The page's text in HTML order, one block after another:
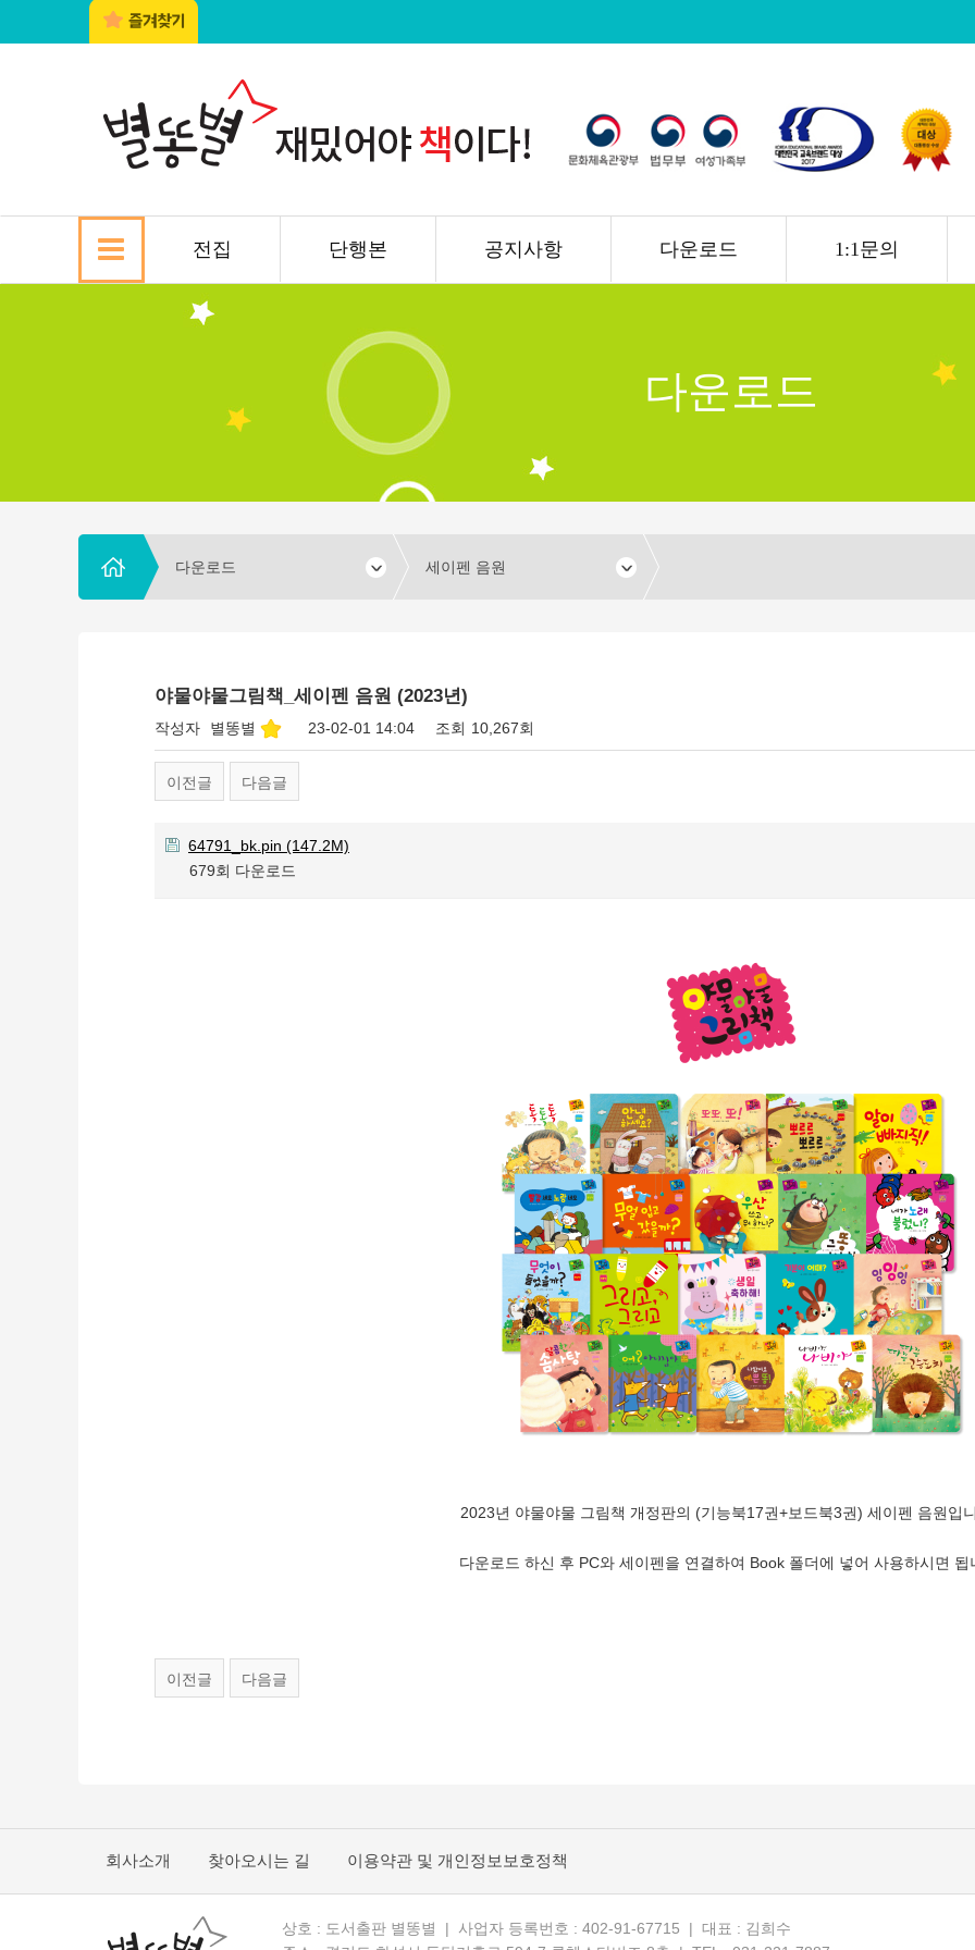
전집 단행본 공지사항 다운로드 1:1문의
다운로드
다운로드 세이펜 음원
야물야물그림책_세이펜 음원 (2023년)
작성자 별똥별 23-02-01 14:04 조회 10,267회
이전글 다음글
64791_bk.pin (147.2M)
679회 다운로드
2023년 야물야물 그림책 개정판의 (기능북17권+보드북3권) 세이펜 음원입
다운로드 하신 후 PC와 세이펜을 연결하여 Book 폴더에 넣어 사용하시면 됩
이전글 다음글
회사소개 찾아오시는 길 이용약관 및 개인정보보호정책
상호 : 도서출판 별똥별 | 사업자 등록번호 : 402-91-67715 | 대표 : 김희수